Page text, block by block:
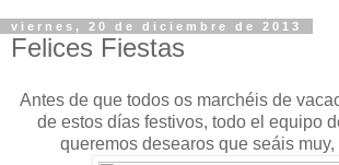
viernes, 20 de diciembre de 2013
Felices Fiestas
Antes de que todos os marchéis de
de estos días festivos, todo el equipo
queremos desearos que seáis muy,